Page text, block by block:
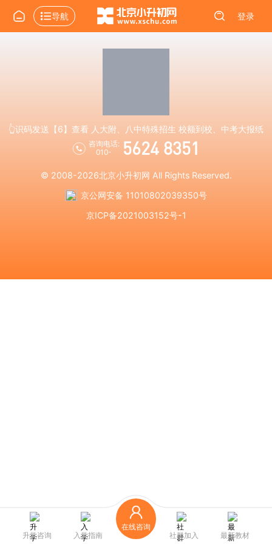
导航 登录
👆识码发送【6】查看 人大附、八中特殊招生 校额到校、中考大报纸
咨询电话:
010-
5624 8351
© 2008-2026北京小升初网 All Rights Reserved.
京公网安备 11010802039350号
京ICP备2021003152号-1
升学咨询 入学指南
在线咨询
社群加入
最新教材